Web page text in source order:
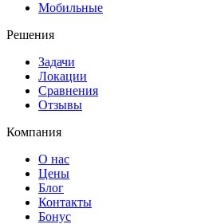
Мобильные
Решения
Задачи
Локации
Сравнения
Отзывы
Компания
О нас
Цены
Блог
Контакты
Бонус